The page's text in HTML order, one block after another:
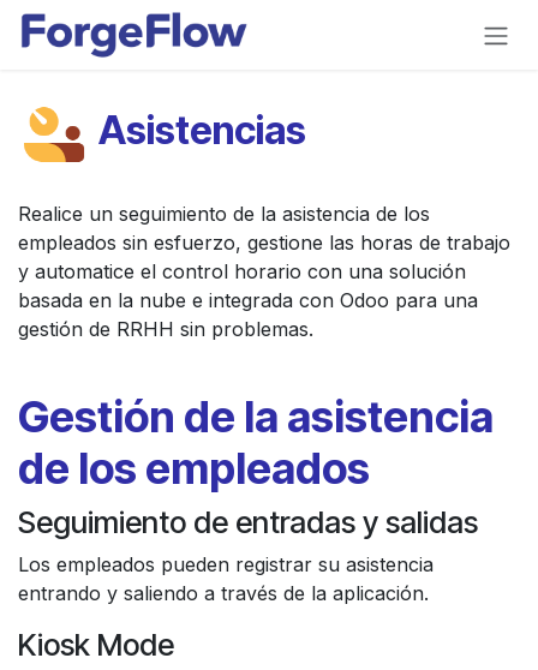
Ir al contenido
Asistencias
Realice un seguimiento de la asistencia de los
empleados sin esfuerzo, gestione las horas de trabajo
y automatice el control horario con una solución
basada en la nube e integrada con Odoo para una
gestión de RRHH sin problemas.
Gestión de la asistencia
de los empleados
Seguimiento de entradas y salidas
Los empleados pueden registrar su asistencia
entrando y saliendo a través de la aplicación.
Kiosk Mode